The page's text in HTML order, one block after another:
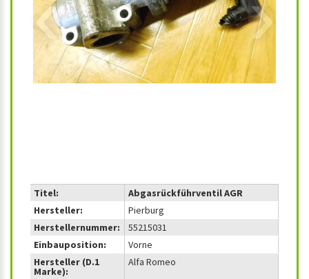
Titel:
Abgasrückführventil AGR
Hersteller:
Pierburg
Herstellernummer:
55215031
Einbauposition:
Vorne
Hersteller (D.1
Marke):
Alfa Romeo